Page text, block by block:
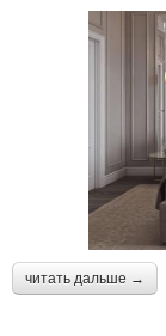
читать дальше →